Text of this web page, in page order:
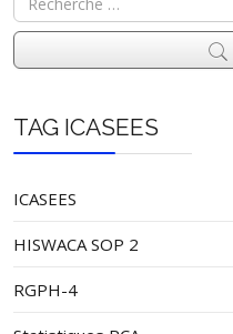
TAG ICASEES
ICASEES
HISWACA SOP 2
RGPH-4